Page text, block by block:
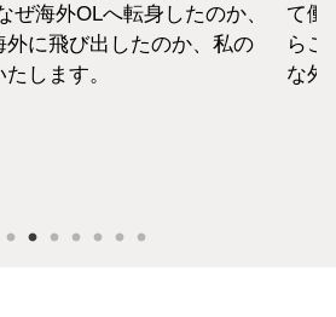
ぜ海外OLへ転身したのか、
外に飛び出したのか、私の
します。
て働
らこ
な外